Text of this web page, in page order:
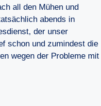
all den Mühen und
abends in
der unser
schon und zumindest die
wegen der Probleme mit